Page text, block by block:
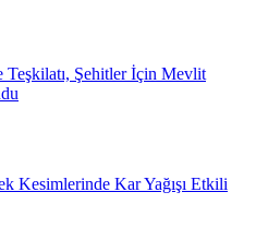
Şehitler İçin Mevlit
Kesimlerinde Kar Yağışı Etkili